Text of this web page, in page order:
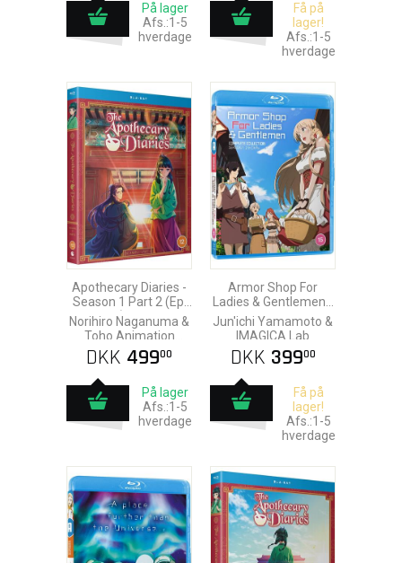
På lager
Afs.:1-5
hverdage
Få på
lager!
Afs.:1-5
hverdage
Apothecary Diaries -
Season 1 Part 2 (Ep.
13-24) Blu-Ray
Norihiro Naganuma &
Toho Animation
Studio
DKK 49900
På lager
Afs.:1-5
hverdage
Armor Shop For
Ladies & Gentlemen -
Season 1 & 2 & OVA
(Blu-Ray)
Jun'ichi Yamamoto &
IMAGICA Lab
DKK 39900
Få på
lager!
Afs.:1-5
hverdage